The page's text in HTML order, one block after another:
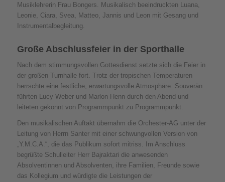
Musiklehrerin Frau Bongers. Musikalisch beeindruckten Luana,
Leonie, Ciara, Svea, Matteo, Jannis und Leon mit Gesang und
Instrumentalbegleitung.
Große Abschlussfeier in der Sporthalle
Nach dem stimmungsvollen Gottesdienst setzte sich die Feier in
der großen Turnhalle fort. Trotz der tropischen Temperaturen
herrschte eine festliche, erwartungsvolle Atmosphäre. Souverän
führten Lucy Weber und Marlon Henn durch den Abend und
leiteten gekonnt von Programmpunkt zu Programmpunkt.
Den musikalischen Auftakt übernahm die Orchester-AG unter der
Leitung von Herrn Santer mit einer schwungvollen Version von
„Y.M.C.A.“, die das Publikum sofort mitriss. Im Anschluss
begrüßte Schulleiter Herr Bajraktari die anwesenden
Absolventinnen und Absolventen, ihre Familien, Freunde sowie
das Kollegium und würdigte die Leistungen der